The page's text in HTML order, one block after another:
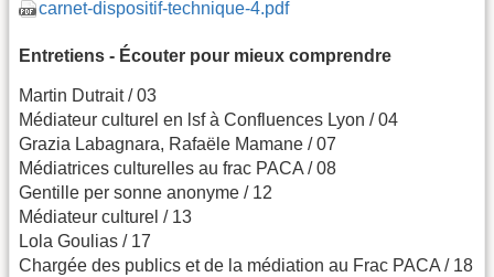
carnet-dispositif-technique-4.pdf
Entretiens - Écouter pour mieux comprendre
Martin Dutrait / 03
Médiateur culturel en lsf à Confluences Lyon / 04
Grazia Labagnara, Rafaële Mamane / 07
Médiatrices culturelles au frac PACA / 08
Gentille per sonne anonyme / 12
Médiateur culturel / 13
Lola Goulias / 17
Chargée des publics et de la médiation au Frac PACA / 18